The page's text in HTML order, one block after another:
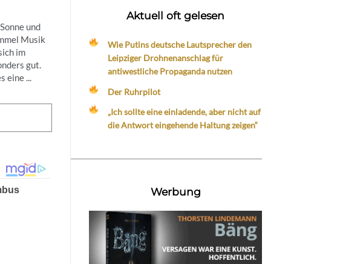
und
Musik
im
gut.
...
Aktuell oft gelesen
Wie Putins deutsche Lautsprecher den
Leipziger Drohnenanschlag für
antiwestliche Propaganda nutzen
Der Ruhrpilot
„Ich sollte eine einladende, aber nicht auf
die Antwort eingehende Haltung zeigen“
Werbung